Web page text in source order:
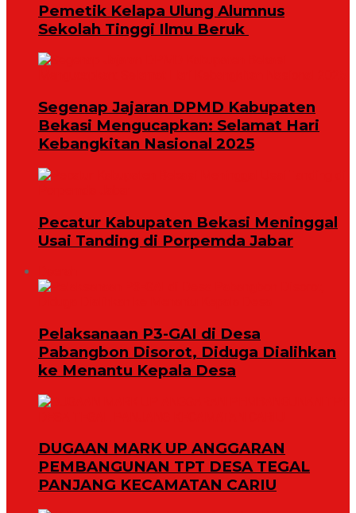
Pemetik Kelapa Ulung Alumnus
Sekolah Tinggi Ilmu Beruk ‎
Segenap Jajaran DPMD Kabupaten
Bekasi Mengucapkan: Selamat Hari
Kebangkitan Nasional 2025
Pecatur Kabupaten Bekasi Meninggal
Usai Tanding di Porpemda Jabar
Pelaksanaan P3-GAI di Desa
Pabangbon Disorot, Diduga Dialihkan
ke Menantu Kepala Desa
DUGAAN MARK UP ANGGARAN
PEMBANGUNAN TPT DESA TEGAL
PANJANG KECAMATAN CARIU